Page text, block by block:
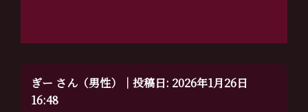
ぎー さん（男性）｜投稿日: 2026年1月26日
16:48